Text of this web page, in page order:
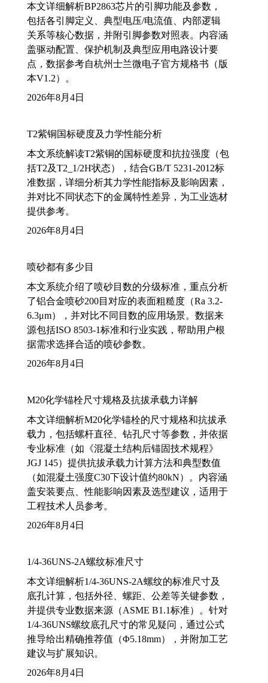
本文详细解析BP2863芯片的引脚功能及参数，
包括各引脚定义、典型电压/电流值、内部逻辑
关系等核心数据，并附引脚参数对照表。内容涵
盖驱动配置、保护机制及典型应用电路设计要
点，数据参考自杭州士兰微电子官方规格书（版
本V1.2）。
2026年8月4日
T2紫铜国标硬度及力学性能分析
本文系统解读T2紫铜的国标硬度和抗拉强度（包
括T2及T2_1/2H状态），结合GB/T 5231-2012标
准数据，详细分析其力学性能指标及影响因素，
并对比不同状态下的金属特性差异，为工业选材
提供参考。
2026年8月4日
喷砂都有多少目
本文系统介绍了喷砂目数的分级标准，重点分析
了铝合金喷砂200目对应的表面粗糙度（Ra 3.2-
6.3μm），并对比不同目数的应用场景。数据来
源包括ISO 8503-1标准和行业实践，帮助用户根
据需求选择合适的喷砂参数。
2026年8月4日
M20化学锚栓尺寸规格及抗拔承载力详解
本文详细解析M20化学锚栓的尺寸规格和抗拔承
载力，包括螺杆直径、钻孔尺寸等参数，并依据
专业标准（如《混凝土结构后锚固技术规程》
JGJ 145）提供抗拔承载力计算方法和典型数值
（如混凝土强度C30下设计值约80kN）。内容涵
盖安装要点、性能影响因素及选型建议，适用于
工程技术人员参考。
2026年8月4日
1/4-36UNS-2A螺纹标准尺寸
本文详细解析1/4-36UNS-2A螺纹的标准尺寸及
底孔计算，包括外径、螺距、公差等关键参数，
并提供专业数据来源（ASME B1.1标准）。针对
1/4-36UNS螺纹底孔尺寸的常见疑问，通过公式
推导给出精确推荐值（Φ5.18mm），并附加工艺
建议与扩展知识。
2026年8月4日